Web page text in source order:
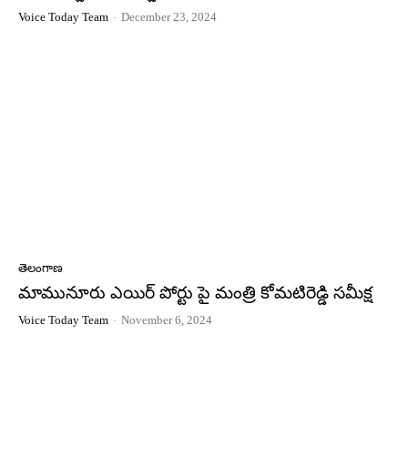
Voice Today Team - December 23, 2024
తెలంగాణ
మామునూరు ఎయిర్ పోర్టు పై మంత్రి కోమటిరెడ్డి సమీక్ష
Voice Today Team - November 6, 2024